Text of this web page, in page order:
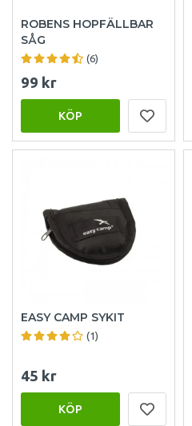
ROBENS HOPFÄLLBAR
SÅG
(6)
99 kr
KÖP
EASY CAMP SYKIT
(1)
45 kr
KÖP